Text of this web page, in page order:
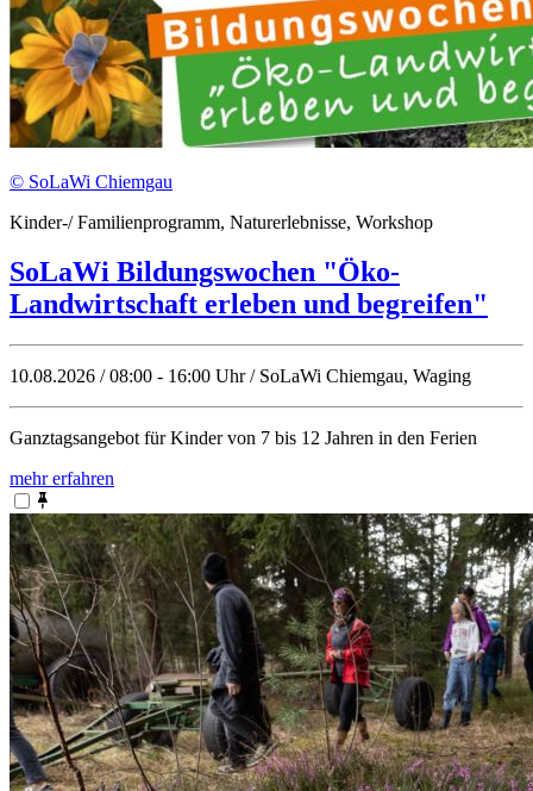
© SoLaWi Chiemgau
Kinder-/ Familienprogramm, Naturerlebnisse, Workshop
SoLaWi Bildungswochen "Öko-
Landwirtschaft erleben und begreifen"
10.08.2026 / 08:00 - 16:00 Uhr / SoLaWi Chiemgau, Waging
Ganztagsangebot für Kinder von 7 bis 12 Jahren in den Ferien
mehr erfahren